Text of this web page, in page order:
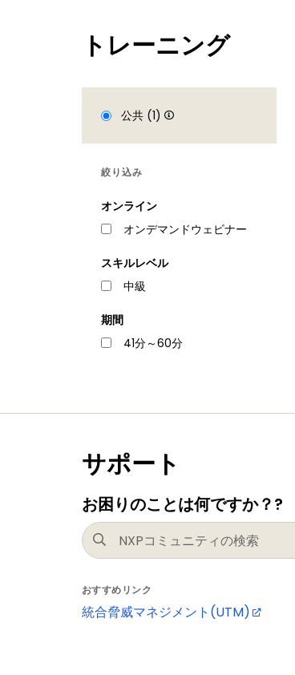
トレーニング
公共 (1)
絞り込み
オンライン
オンデマンドウェビナー
スキルレベル
中級
期間
41分～60分
サポート
お困りのことは何ですか？?
おすすめリンク
統合脅威マネジメント(UTM)